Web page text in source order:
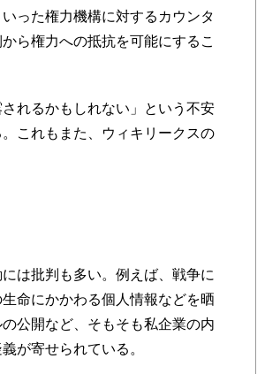
った権力機構に対するカウンタ
ら権力への抵抗を可能にするこ
れるかもしれない」という不安
これもまた、ウィキリークスの
は批判も多い。例えば、戦争に
命にかかわる個人情報などを晒
公開など、そもそも私企業の内
が寄せられている。